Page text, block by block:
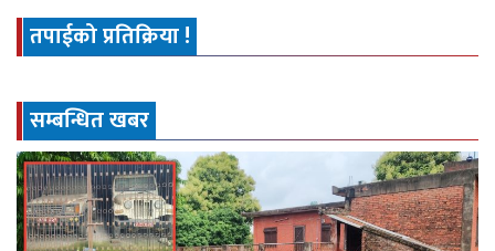
तपाईको प्रतिक्रिया !
सम्बन्धित खबर